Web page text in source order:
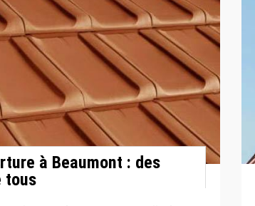
à Beaumont : des
tous